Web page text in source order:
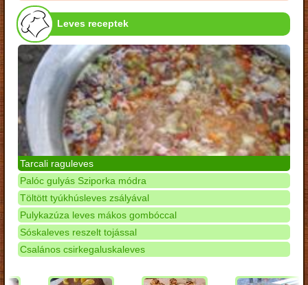
Leves receptek
Tarcali raguleves
Palóc gulyás Sziporka módra
Töltött tyúkhúsleves zsályával
Pulykazúza leves mákos gombóccal
Sóskaleves reszelt tojással
Csalános csirkegaluskaleves